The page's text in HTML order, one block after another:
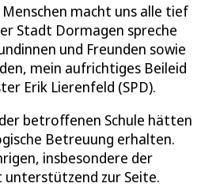
macht uns alle tief
Stadt Dormagen spreche
und Freunden sowie
mein aufrichtiges Beileid
Erik Lierenfeld (SPD).
betroffenen Schule hätten
Betreuung erhalten.
insbesondere der
unterstützend zur Seite.